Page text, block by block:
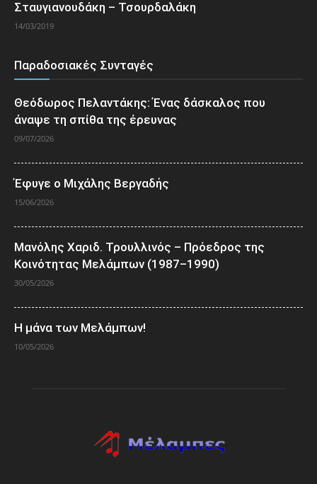
Σταυγιανουδάκη – Τσουρδαλάκη
14/03/2019
Παραδοσιακές Συνταγές
Θεόδωρος Πελαντάκης: Ένας δάσκαλος που
άναψε τη σπίθα της έρευνας
09/07/2026
Έφυγε ο Μιχάλης Βεργαδής
15/06/2026
Μανόλης Χαριδ. Τρουλλινός – Πρόεδρος της
Κοινότητας Μελάμπων (1987–1990)
30/05/2026
Η μάνα των Μελάμπων!
10/05/2026